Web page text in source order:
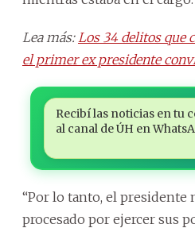
Lea más: Los 34 delitos que
el primer ex presidente
Recibí las noticias en tu
al canal de ÚH en
“Por lo tanto, el presidente
procesado por ejercer sus